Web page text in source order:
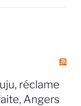
réclame
Angers